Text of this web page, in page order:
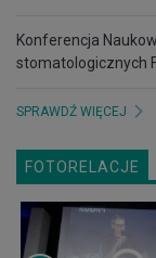
Konferencja
stomatologicznych
SPRAWDŹ WIĘCEJ
FOTORELACJE